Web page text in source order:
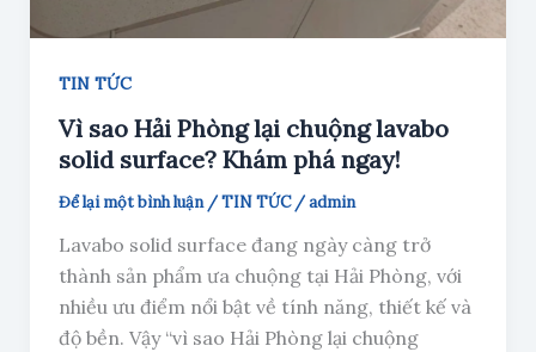
TIN TỨC
Vì sao Hải Phòng lại chuộng lavabo
solid surface? Khám phá ngay!
Để lại một bình luận /TIN TỨC/admin
Lavabo solid surface đang ngày càng trở
thành sản phẩm ưa chuộng tại Hải Phòng, với
nhiều ưu điểm nổi bật về tính năng, thiết kế và
độ bền. Vậy “vì sao Hải Phòng lại chuộng